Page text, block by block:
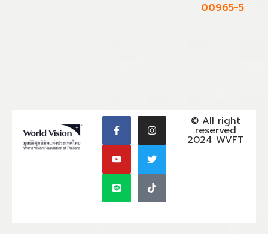
00965-5
© All right
reserved
2024 WVFT